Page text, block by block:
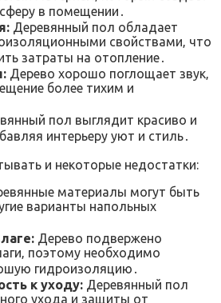
в помещении․
Деревянный пол обладает
свойствами‚ что
затраты на отопление․
Дерево хорошо поглощает звук‚
более тихим и
пол выглядит красиво и
интерьеру уют и стиль․
и некоторые недостатки:
материалы могут быть
варианты напольных
Дерево подвержено
поэтому необходимо
гидроизоляцию․
к уходу: Деревянный пол
ухода и защиты от